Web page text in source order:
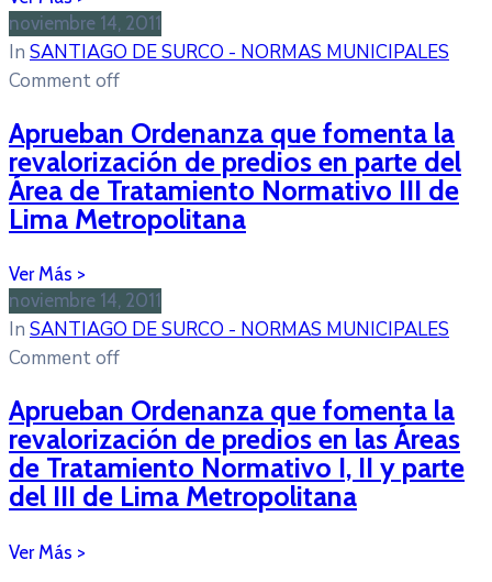
noviembre 14, 2011
In SANTIAGO DE SURCO - NORMAS MUNICIPALES
Comment off
Aprueban Ordenanza que fomenta la
revalorización de predios en parte del
Área de Tratamiento Normativo III de
Lima Metropolitana
noviembre 14, 2011
In SANTIAGO DE SURCO - NORMAS MUNICIPALES
Comment off
Aprueban Ordenanza que fomenta la
revalorización de predios en las Áreas
de Tratamiento Normativo I, II y parte
del III de Lima Metropolitana